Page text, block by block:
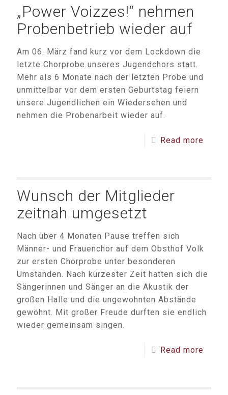
„Power Voizzes!“ nehmen
Probenbetrieb wieder auf
Am 06. März fand kurz vor dem Lockdown die
letzte Chorprobe unseres Jugendchors statt.
Mehr als 6 Monate nach der letzten Probe und
unmittelbar vor dem ersten Geburtstag feiern
unsere Jugendlichen ein Wiedersehen und
nehmen die Probenarbeit wieder auf.
Read more
Wunsch der Mitglieder
zeitnah umgesetzt
Nach über 4 Monaten Pause treffen sich
Männer- und Frauenchor auf dem Obsthof Volk
zur ersten Chorprobe unter besonderen
Umständen. Nach kürzester Zeit hatten sich die
Sängerinnen und Sänger an die Akustik der
großen Halle und die ungewohnten Abstände
gewöhnt. Mit großer Freude durften sie endlich
wieder gemeinsam singen.
Read more